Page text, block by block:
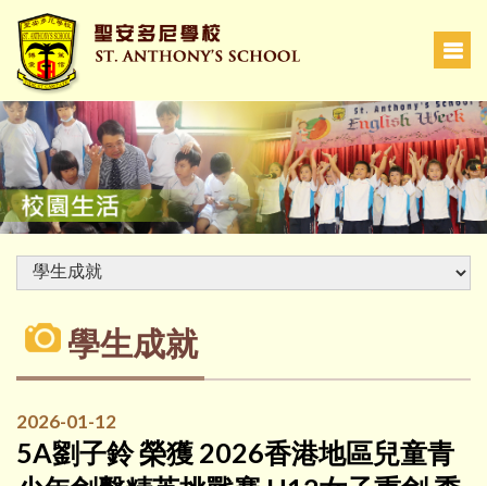
學生成就
2026-01-12
5A劉子鈴 榮獲 2026香港地區兒童青